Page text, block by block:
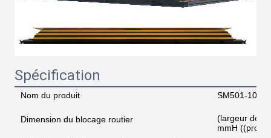
Spécification
Nom du produit SM501-1000
Dimension du blocage routier
(largeur de
mmH